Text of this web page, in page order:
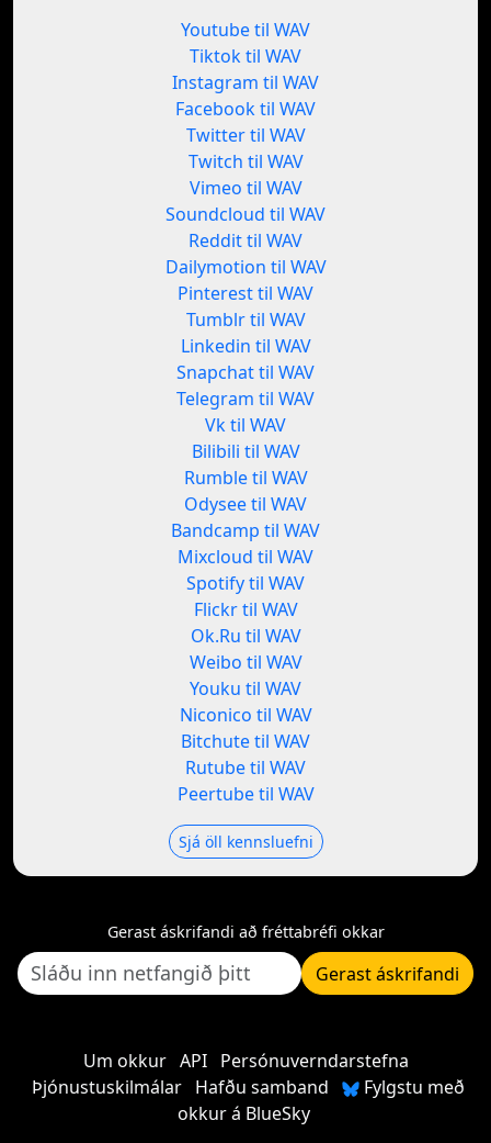
Youtube til WAV
Tiktok til WAV
Instagram til WAV
Facebook til WAV
Twitter til WAV
Twitch til WAV
Vimeo til WAV
Soundcloud til WAV
Reddit til WAV
Dailymotion til WAV
Pinterest til WAV
Tumblr til WAV
Linkedin til WAV
Snapchat til WAV
Telegram til WAV
Vk til WAV
Bilibili til WAV
Rumble til WAV
Odysee til WAV
Bandcamp til WAV
Mixcloud til WAV
Spotify til WAV
Flickr til WAV
Ok.Ru til WAV
Weibo til WAV
Youku til WAV
Niconico til WAV
Bitchute til WAV
Rutube til WAV
Peertube til WAV
Sjá öll kennsluefni
Gerast áskrifandi að fréttabréfi okkar
Gerast áskrifandi
Um okkur API
Persónuverndarstefna
Þjónustuskilmálar
Hafðu samband
Fylgstu með
okkur á BlueSky